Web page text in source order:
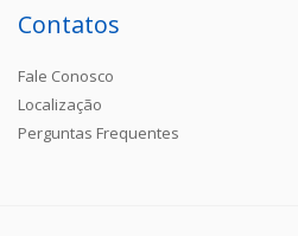
Contatos
Fale Conosco
Localização
Perguntas Frequentes